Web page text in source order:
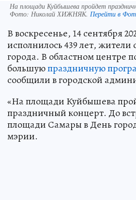
На площади Куйбышева пройдет
Фото: Николай ХИЖНЯК. Перейти в
В воскресенье, 14 сентября
исполнилось 439 лет,
города. В областном центре
большуюпраздничную
сообщили в городской
«На площади Куйбышева
праздничный концерт. До
площади Самары в День
мэрии.